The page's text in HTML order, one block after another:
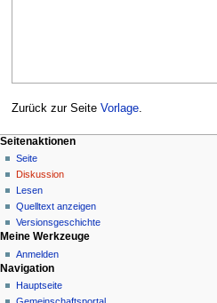
Zurück zur Seite Vorlage.
N
a
v
g
a
t
Seitenaktionen
Seite
Diskussion
Lesen
Quelltext anzeigen
Versionsgeschichte
Meine Werkzeuge
Anmelden
Navigation
Hauptseite